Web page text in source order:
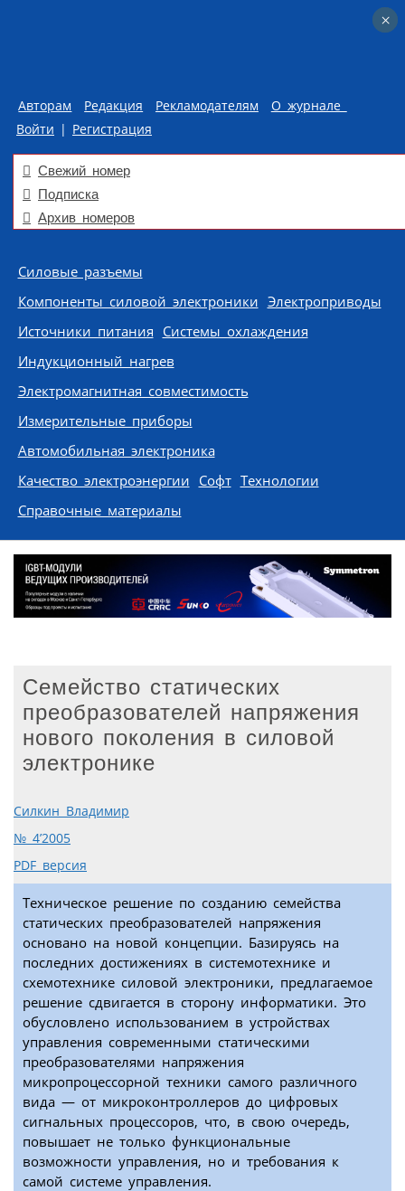
Авторам Редакция Рекламодателям
О журнале
Войти | Регистрация
Свежий номер
Подписка
Архив номеров
Skip to content
Силовые разъемы
Компоненты силовой электроники Электроприводы
Источники питания Системы охлаждения
Индукционный нагрев
Электромагнитная совместимость
Измерительные приборы
Автомобильная электроника
Качество электроэнергии Софт Технологии
Справочные материалы
Семейство статических
преобразователей напряжения
нового поколения в силовой
электронике
Силкин Владимир
№ 4’2005
PDF версия
Техническое решение по созданию семейства
статических преобразователей напряжения
основано на новой концепции. Базируясь на
последних достижениях в системотехнике и
схемотехнике силовой электроники, предлагаемое
решение сдвигается в сторону информатики. Это
обусловлено использованием в устройствах
управления современными статическими
преобразователями напряжения
микропроцессорной техники самого различного
вида — от микроконтроллеров до цифровых
сигнальных процессоров, что, в свою очередь,
повышает не только функциональные
возможности управления, но и требования к
самой системе управления.
×
×